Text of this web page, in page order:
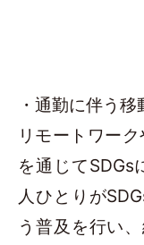
・通勤に伴う
リモートワー
を通じてSDGs
人ひとりが
う普及を行い